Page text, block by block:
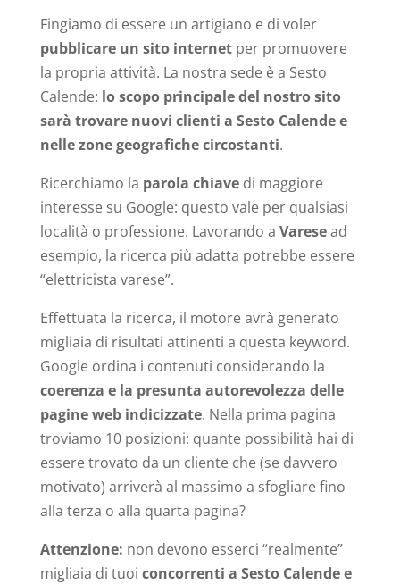
Fingiamo di essere un artigiano e di voler
pubblicare un sito internetper promuovere
la propria attività. La nostra sede è a Sesto
Calende: lo scopo principale del nostro sito
sarà trovare nuovi clienti a Sesto Calende e
nelle zone geografiche circostanti.
Ricerchiamo la parola chiavedi maggiore
interesse su Google: questo vale per qualsiasi
località o professione. Lavorando a Varesead
esempio, la ricerca più adatta potrebbe essere
“elettricista varese”.
Effettuata la ricerca, il motore avrà generato
migliaia di risultati attinenti a questa keyword.
Google ordina i contenuti considerando la
coerenza e la presunta autorevolezza delle
pagine web indicizzate. Nella prima pagina
troviamo 10 posizioni: quante possibilità hai di
essere trovato da un cliente che (se davvero
motivato) arriverà al massimo a sfogliare fino
alla terza o alla quarta pagina?
Attenzione: non devono esserci “realmente”
migliaia di tuoi concorrenti a Sesto Calende e